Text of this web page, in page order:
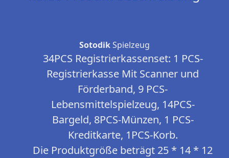
SotodikSpielzeug
34PCS Registrierkassenset: 1 PCS-
Registrierkasse Mit Scanner und
Förderband, 9 PCS-
Lebensmittelspielzeug, 14PCS-
Bargeld, 8PCS-Münzen, 1 PCS-
Kreditkarte, 1PCS-Korb.
Die Produktgröße beträgt 25 * 14 * 12